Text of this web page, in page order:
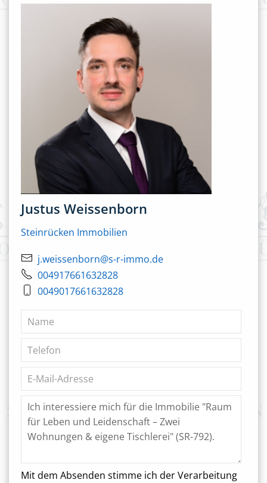
Justus Weissenborn
Steinrücken Immobilien
j.weissenborn@s-r-immo.de
004917661632828
0049017661632828
Mit dem Absenden stimme ich der Verarbeitung